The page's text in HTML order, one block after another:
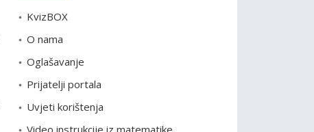
g
o
i
j
KvizBOX
O nama
Oglašavanje
Prijatelji portala
Uvjeti korištenja
Video instrukcije iz matematike